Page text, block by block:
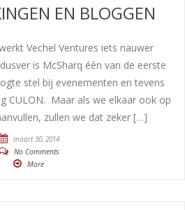
EN BLOGGEN
Vechel Ventures iets nauwer
is McSharq één van de eerste
stel bij evenementen en tevens
CULON. Maar als we elkaar ook op
zullen we dat zeker […]
maart 30, 2014
No Comments
More